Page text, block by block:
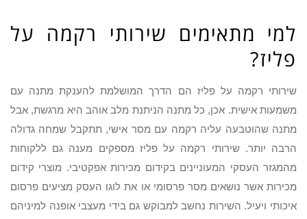
למי מתאימים שירותי רקמה על
פליז?
שירותי רקמה על פליז הם הדרך המושלמת להענקת מתנה עם
משמעות אישית. אכן, כל מתנה הניתנת מלב אוהב היא מרגשת, אבל
מתנה שהוטבעה עליה רקמה עם מסר אישי, תתקבל שמחה גדולה
הרבה יותר. שירותי רקמה על פליז מספקים מענה גם ללקוחות
מהמגזר העסקי המעוניינים בקידום מכירות אפקטיבי. מוצרי קידום
מכירות אשר נושאים מסר פרסומי או את לוגו העסק מציעים פרסום
איכותי ויעיל. השירות נחשב למבוקש גם בידי מעצבי אופנה למיניהם